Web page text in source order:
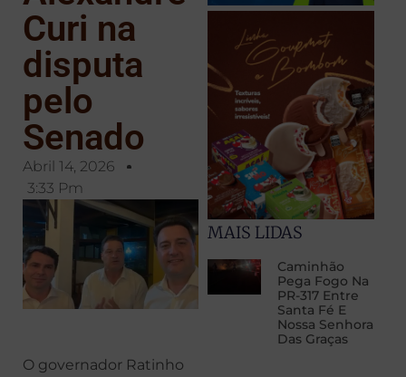
Curi na
disputa
pelo
Senado
Abril 14, 2026
3:33 Pm
O governador Ratinho
MAIS LIDAS
Caminhão
Pega Fogo Na
PR-317 Entre
Santa Fé E
Nossa Senhora
Das Graças